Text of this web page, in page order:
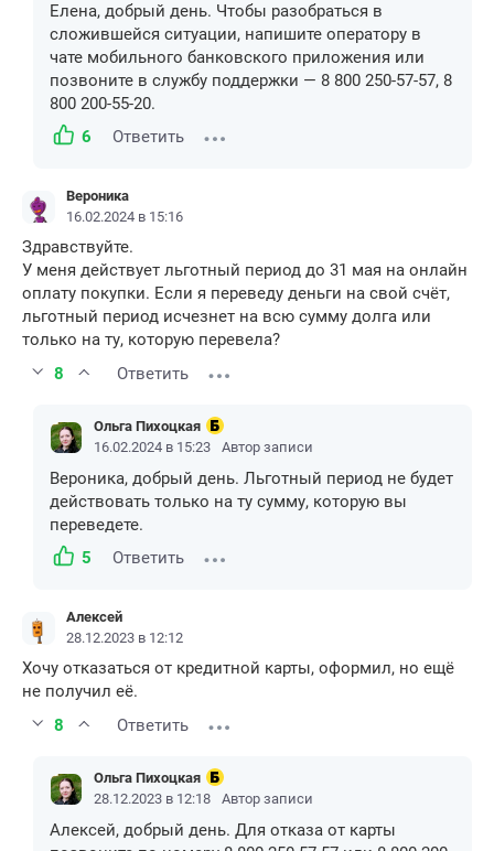
Елена, добрый день. Чтобы разобраться в
сложившейся ситуации, напишите оператору в
чате мобильного банковского приложения или
позвоните в службу поддержки — 8 800 250-57-57, 8
800 200-55-20.
6
Ответить
Вероника
16.02.2024 в 15:16
Здравствуйте.
У меня действует льготный период до 31 мая на онлайн
оплату покупки. Если я переведу деньги на свой счёт,
льготный период исчезнет на всю сумму долга или
только на ту, которую перевела?
8
Ответить
Ольга Пихоцкая
16.02.2024 в 15:23
Автор записи
Вероника, добрый день. Льготный период не будет
действовать только на ту сумму, которую вы
переведете.
5
Ответить
Алексей
28.12.2023 в 12:12
Хочу отказаться от кредитной карты, оформил, но ещё
не получил её.
8
Ответить
Ольга Пихоцкая
28.12.2023 в 12:18
Автор записи
Алексей, добрый день. Для отказа от карты